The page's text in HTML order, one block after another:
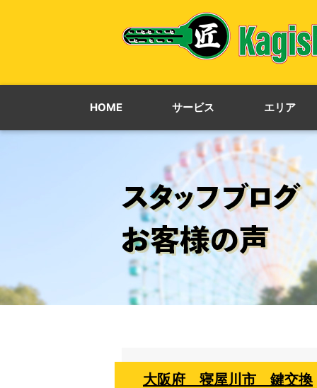
HOME サービス エリア
大阪府 寝屋川市 鍵交換